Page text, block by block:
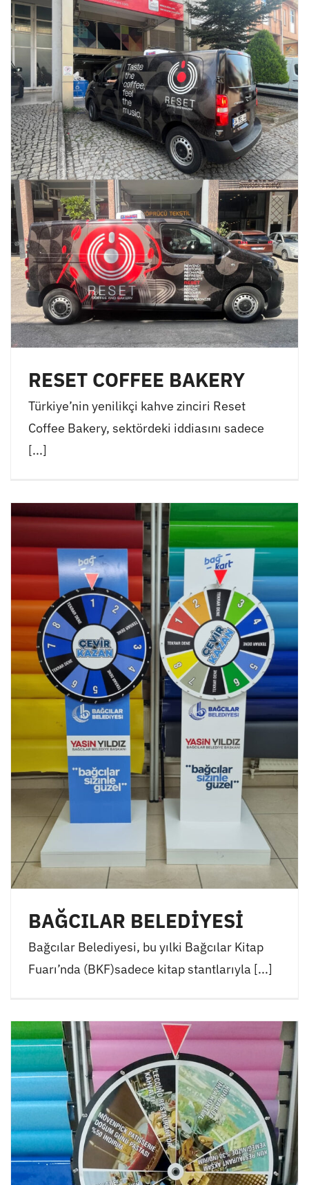
RESET COFFEE BAKERY
Türkiye’nin yenilikçi kahve zinciri Reset
Coffee Bakery, sektördeki iddiasını sadece
[...]
BAĞCILAR BELEDİYESİ
Bağcılar Belediyesi, bu yılki Bağcılar Kitap
Fuarı’nda (BKF)sadece kitap stantlarıyla [...]